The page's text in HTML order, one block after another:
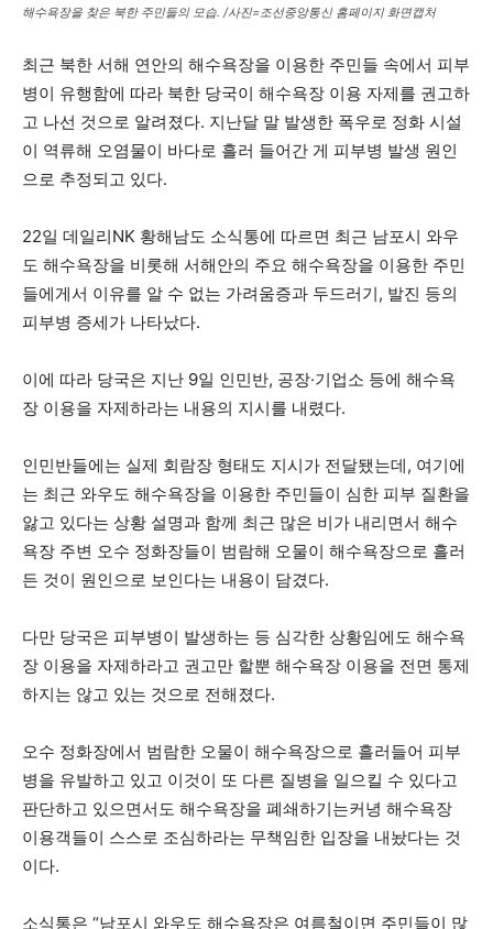
해수욕장을 찾은 북한 주민들의 모습. /사진=조선중앙통신 홈페이지 화면캡처
최근 북한 서해 연안의 해수욕장을 이용한 주민들 속에서 피부
병이 유행함에 따라 북한 당국이 해수욕장 이용 자제를 권고하
고 나선 것으로 알려졌다. 지난달 말 발생한 폭우로 정화 시설
이 역류해 오염물이 바다로 흘러 들어간 게 피부병 발생 원인
으로 추정되고 있다.
22일 데일리NK 황해남도 소식통에 따르면 최근 남포시 와우
도 해수욕장을 비롯해 서해안의 주요 해수욕장을 이용한 주민
들에게서 이유를 알 수 없는 가려움증과 두드러기, 발진 등의
피부병 증세가 나타났다.
이에 따라 당국은 지난 9일 인민반, 공장·기업소 등에 해수욕
장 이용을 자제하라는 내용의 지시를 내렸다.
인민반들에는 실제 회람장 형태도 지시가 전달됐는데, 여기에
는 최근 와우도 해수욕장을 이용한 주민들이 심한 피부 질환을
앓고 있다는 상황 설명과 함께 최근 많은 비가 내리면서 해수
욕장 주변 오수 정화장들이 범람해 오물이 해수욕장으로 흘러
든 것이 원인으로 보인다는 내용이 담겼다.
다만 당국은 피부병이 발생하는 등 심각한 상황임에도 해수욕
장 이용을 자제하라고 권고만 할뿐 해수욕장 이용을 전면 통제
하지는 않고 있는 것으로 전해졌다.
오수 정화장에서 범람한 오물이 해수욕장으로 흘러들어 피부
병을 유발하고 있고 이것이 또 다른 질병을 일으킬 수 있다고
판단하고 있으면서도 해수욕장을 폐쇄하기는커녕 해수욕장
이용객들이 스스로 조심하라는 무책임한 입장을 내놨다는 것
이다.
소식통은 “남포시 와우도 해수욕장은 여름철이면 주민들이 많